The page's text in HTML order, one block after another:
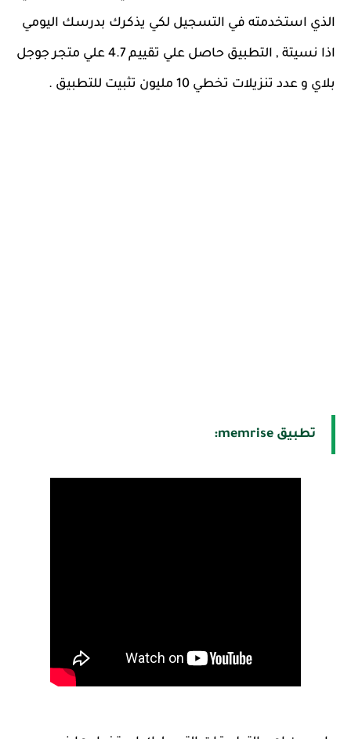
الذي استخدمته في التسجيل لكي يذكرك بدرسك اليومي
اذا نسيتة , التطبيق حاصل علي تقييم 4.7 علي متجر جوجل
بلاي و عدد تنزيلات تخطي 10 مليون تثبيت للتطبيق .
تطبيق memrise: